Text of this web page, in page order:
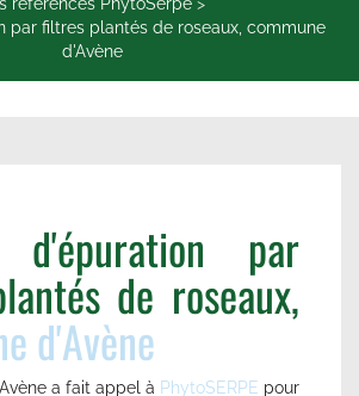
par filtres plantés de roseaux, commune
d'Avène
d'épuration par
de roseaux,
d'Avène
a fait appel à PhytoSERPE pour